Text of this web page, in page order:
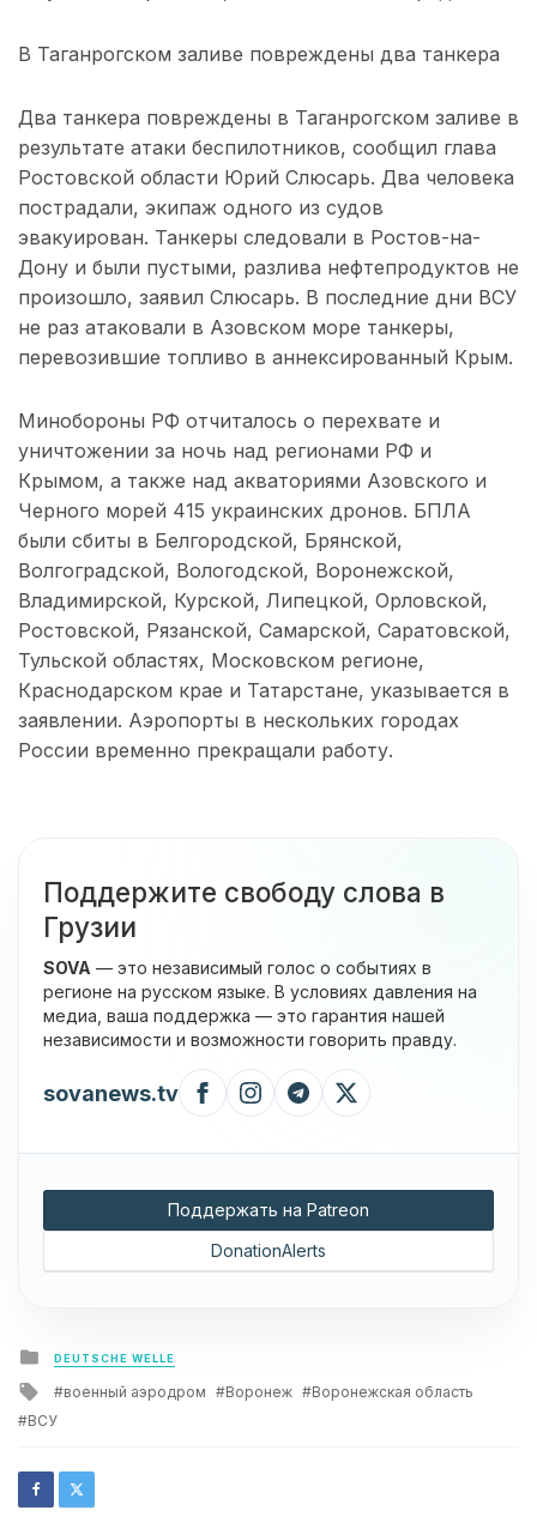
В Таганрогском заливе повреждены два танкера
Два танкера повреждены в Таганрогском заливе в
результате атаки беспилотников, сообщил глава
Ростовской области Юрий Слюсарь. Два человека
пострадали, экипаж одного из судов
эвакуирован. Танкеры следовали в Ростов-на-
Дону и были пустыми, разлива нефтепродуктов не
произошло, заявил Слюсарь. В последние дни ВСУ
не раз атаковали в Азовском море танкеры,
перевозившие топливо в аннексированный Крым.
Минобороны РФ отчиталось о перехвате и
уничтожении за ночь над регионами РФ и
Крымом, а также над акваториями Азовского и
Черного морей 415 украинских дронов. БПЛА
были сбиты в Белгородской, Брянской,
Волгоградской, Вологодской, Воронежской,
Владимирской, Курской, Липецкой, Орловской,
Ростовской, Рязанской, Самарской, Саратовской,
Тульской областях, Московском регионе,
Краснодарском крае и Татарстане, указывается в
заявлении. Аэропорты в нескольких городах
России временно прекращали работу.
Поддержите свободу слова в
Грузии
SOVA — это независимый голос о событиях в
регионе на русском языке. В условиях давления на
медиа, ваша поддержка — это гарантия нашей
независимости и возможности говорить правду.
sovanews.tv
Поддержать на Patreon
DonationAlerts
Posted
in
DEUTSCHE WELLE
Tagged
with
военный аэродром Воронеж
Воронежская область
ВСУ